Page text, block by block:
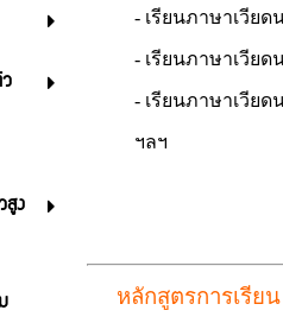
สูง
- เรียนภาษาเวียดน
- เรียนภาษาเวียดน
- เรียนภาษาเวียดน
ฯลฯ
หลักสูตรกา